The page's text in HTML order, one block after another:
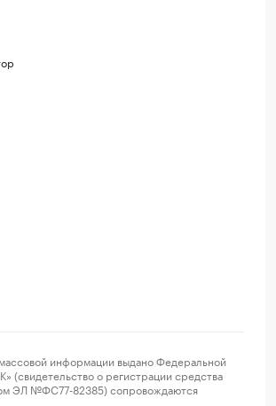
информации выдано Федеральной
(свидетельство о регистрации средства
ЭЛ №ФС77-82385) сопровождаются